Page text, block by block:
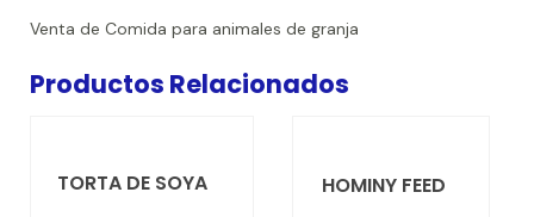
Venta de Comida para animales de granja
Productos Relacionados
TORTA DE SOYA HOMINY FEED